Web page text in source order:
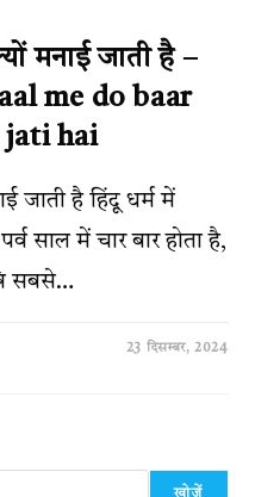
मनाई जाती है –
me do baar
jati hai
जाती है हिंदू धर्म में
साल में चार बार होता है,
सबसे…
23 दिसम्बर, 2024